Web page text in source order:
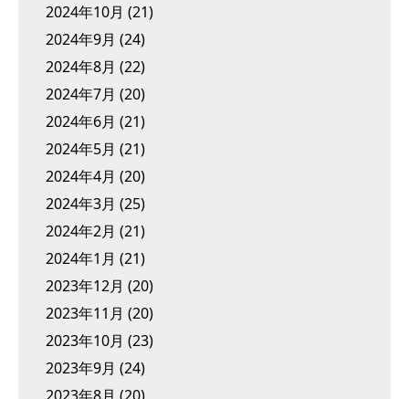
2024年10月 (21)
2024年9月 (24)
2024年8月 (22)
2024年7月 (20)
2024年6月 (21)
2024年5月 (21)
2024年4月 (20)
2024年3月 (25)
2024年2月 (21)
2024年1月 (21)
2023年12月 (20)
2023年11月 (20)
2023年10月 (23)
2023年9月 (24)